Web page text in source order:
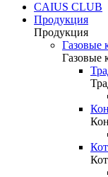
CAIUS CLUB
Продукция
Продукция
Газовые
Газовые